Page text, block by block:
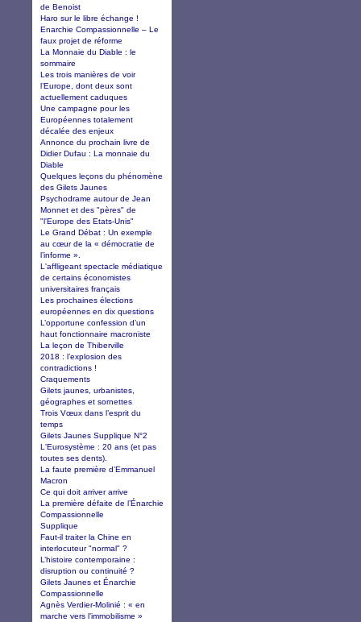
de Benoist
Haro sur le libre échange !
Enarchie Compassionnelle – Le
faux projet de réforme
La Monnaie du Diable : le
sommaire
Les trois manières de voir
l’Europe, dont deux sont
actuellement caduques
Une campagne pour les
Européennes totalement
décalée des enjeux
Annonce du prochain livre de
Didier Dufau : La monnaie du
Diable
Quelques leçons du phénomène
des Gilets Jaunes
Psychodrame autour de Jean
Monnet et des "pères" de
"l'Europe des Etats-Unis"
Le Grand Débat : Un exemple
au cœur de la « démocratie de
l’informe ».
L'affligeant spectacle médiatique
de certains économistes
universitaires français
Les prochaines élections
européennes en dix questions
L’opportune confession d’un
haut fonctionnaire macroniste
La leçon de Thiberville
2018 : l’explosion des
contradictions !
Craquements
Gilets jaunes, urbanistes,
géographes et sornettes
Trois Vœux dans l’esprit du
temps
Gilets Jaunes Supplique N°2
L'Eurosystème : 20 ans (et pas
toutes ses dents).
La faute première d’Emmanuel
Macron
Ce qui doit arriver arrive
La première défaite de l’Énarchie
Compassionnelle
Supplique
Faut-il traiter la Chine en
interlocuteur "normal" ?
L’histoire contemporaine :
disruption ou continuité ?
Gilets Jaunes et Énarchie
Compassionnelle
Agnès Verdier-Molinié : « en
marche vers l’immobilisme »